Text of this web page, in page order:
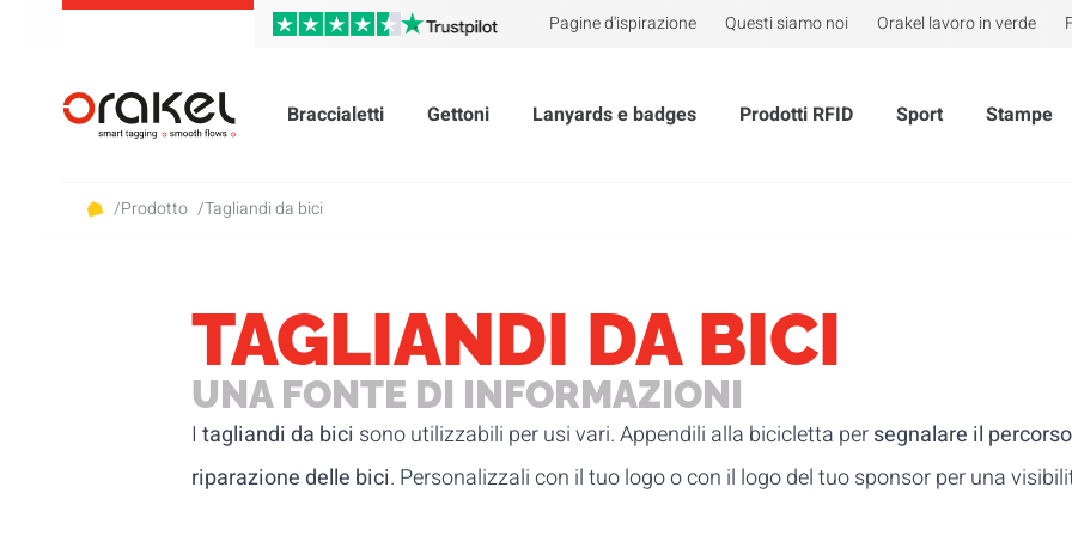
Pagine d'ispirazione Questi siamo noi Orakel lavoro in verde
Braccialetti Gettoni Lanyards e badges Prodotti RFID Sport Stampe
/Prodotto /Tagliandi da bici
TAGLIANDI DA BICI
UNA FONTE DI INFORMAZIONI
I tagliandi da bici sono utilizzabili per usi vari. Appendili alla bicicletta persegnalare il percorso
riparazione delle bici. Personalizzali con il tuo logo o con il logo del tuo sponsor per una